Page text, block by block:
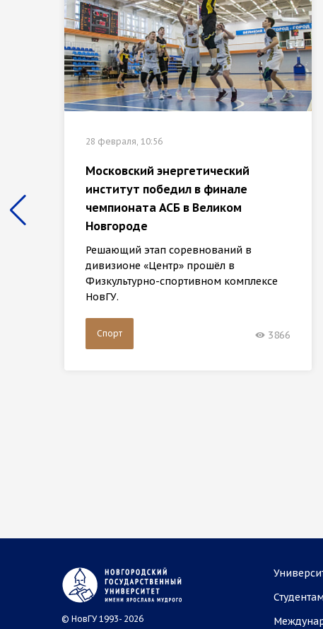
28 февраля, 10:56
Московский энергетический
институт победил в финале
чемпионата АСБ в Великом
Новгороде
Решающий этап соревнований в
дивизионе «Центр» прошёл в
Физкультурно-спортивном комплексе
НовГУ.
Спорт 3866
© НовГУ 1993- 2026